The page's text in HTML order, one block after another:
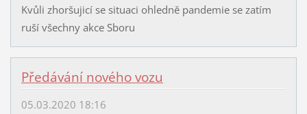
Kvůli zhoršujicí se situaci ohledně pandemie se zatím
ruší všechny akce Sboru
Předávání nového vozu
05.03.2020 18:16